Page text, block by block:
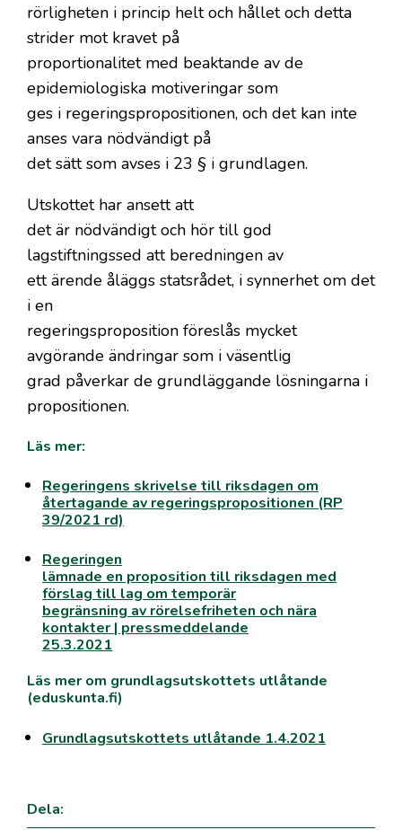
rörligheten i princip helt och hållet och detta
strider mot kravet på
proportionalitet med beaktande av de
epidemiologiska motiveringar som
ges i regeringspropositionen, och det kan inte
anses vara nödvändigt på
det sätt som avses i 23 § i grundlagen.
Utskottet har ansett att
det är nödvändigt och hör till god
lagstiftningssed att beredningen av
ett ärende åläggs statsrådet, i synnerhet om det
i en
regeringsproposition föreslås mycket
avgörande ändringar som i väsentlig
grad påverkar de grundläggande lösningarna i
propositionen.
Läs mer:
Regeringens skrivelse till riksdagen om
återtagande av regeringspropositionen (RP
39/2021 rd)
Regeringen
lämnade en proposition till riksdagen med
förslag till lag om temporär
begränsning av rörelsefriheten och nära
kontakter | pressmeddelande
25.3.2021
Läs mer om grundlagsutskottets utlåtande
(eduskunta.fi)
Grundlagsutskottets utlåtande 1.4.2021
Dela: